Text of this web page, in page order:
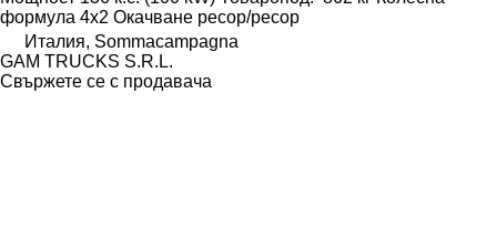
формула 4x2 Окачване ресор/ресор
Италия, Sommacampagna
GAM TRUCKS S.R.L.
Свържете се с продавача